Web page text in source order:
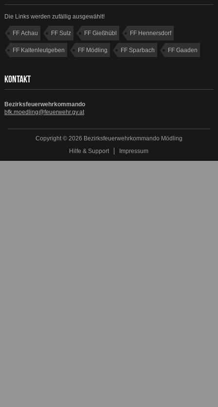
Die Links werden zufällig ausgewählt!
FF Achau FF Sulz FF Gießhübl FF Hennersdorf
FF Kaltenleutgeben FF Mödling FF Sparbach FF Gaaden
KONTAKT
Bezirksfeuerwehrkommando
bfk.moedling@feuerwehr.gv.at
Copyright © 2026 Bezirksfeuerwehrkommando Mödling
Hilfe & Support
Impressum